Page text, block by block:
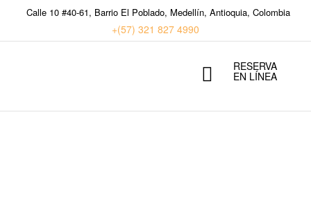
Calle 10 #40-61, Barrio El Poblado, Medellín, Antioquia, Colombia
+(57) 321 827 4990
RESERVA
EN LÍNEA